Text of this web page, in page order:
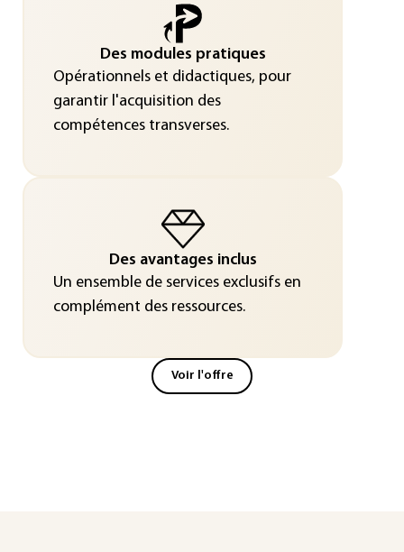
Des modules pratiques
Opérationnels et didactiques, pour
garantir l'acquisition des
compétences transverses.
Des avantages inclus
Un ensemble de services exclusifs en
complément des ressources.
Voir l'offre